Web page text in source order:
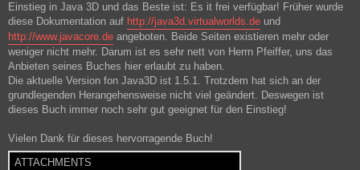
Einstieg in Java 3D und das Beste ist: Es it frei verfügbar! Früher wurde
diese Dokumentation auf http://java3d.virtualworlds.de und
http://www.javacore.de angeboten. Beide Seiten existieren mehr oder
weniger nicht mehr. Darum ist es sehr nett von Herrn Pfeiffer, uns das
Anbieten seines Buches hier erlaubt zu haben.
Die aktuelle Version fon Java3D ist 1.5.1. Trotzdem hat sich an der
grundlegenden Herangehensweise nicht viel geändert. Deswegen ist
dieses Buch immer noch sehr gut geeignet für den Einstieg!
Vielen Dank für dieses hervorragende Buch!
ATTACHMENTS